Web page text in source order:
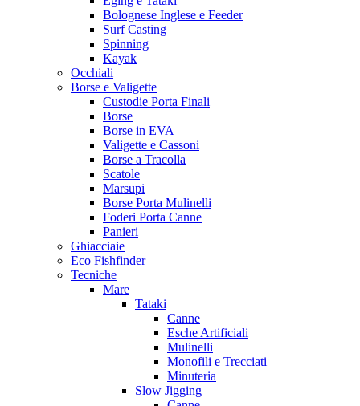
Bolognese Inglese e Feeder
Surf Casting
Spinning
Kayak
Occhiali
Borse e Valigette
Custodie Porta Finali
Borse
Borse in EVA
Valigette e Cassoni
Borse a Tracolla
Scatole
Marsupi
Borse Porta Mulinelli
Foderi Porta Canne
Panieri
Ghiacciaie
Eco Fishfinder
Tecniche
Mare
Tataki
Canne
Esche Artificiali
Mulinelli
Monofili e Trecciati
Minuteria
Slow Jigging